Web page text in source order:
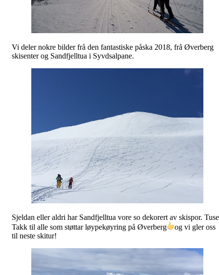
Vi deler nokre bilder frå den fantastiske påska 2018, frå Øverberg
skisenter og Sandfjelltua i Syvdsalpane.
Sjeldan eller aldri har Sandfjelltua vore so dekorert av skispor.
Takk til alle som støttar løypekøyring på Øverberg
og vi gler oss
til neste skitur!